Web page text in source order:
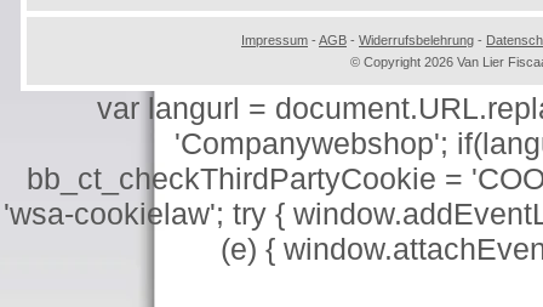
voorbeeld(3)
Impressum - AGB - Widerrufsbelehrung -
© Copyright 2026 Van Lier
var langurl =
'Companywebshop';
bb_ct_checkThirdPartyCookie =
'wsa-cookielaw'; try {
(e) {